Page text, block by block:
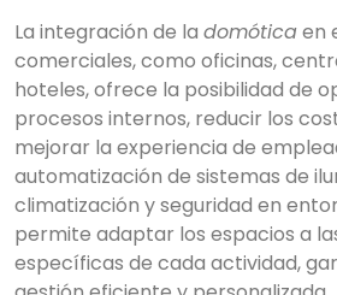
La integración de la domóticaen
comerciales, como oficinas,
hoteles, ofrece la posibilidad de
procesos internos, reducir los
mejorar la experiencia de
automatización de sistemas de
climatización y seguridad en
permite adaptar los espacios a
específicas de cada actividad,